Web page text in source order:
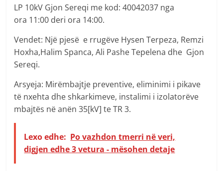
LP 10kV Gjon Sereqi me kod: 40042037 nga
ora 11:00 deri ora 14:00.
Vendet: Një pjesë e rrugëve Hysen Terpeza, Remzi
Hoxha,Halim Spanca, Ali Pashe Tepelena dhe Gjon
Sereqi.
Arsyeja: Mirëmbajtje preventive, eliminimi i pikave
të nxehta dhe shkarkimeve, instalimi i izolatorëve
mbajtës në anën 35[kV] te TR 3.
Lexo edhe: Po vazhdon tmerri në veri,
digjen edhe 3 vetura - mësohen detaje